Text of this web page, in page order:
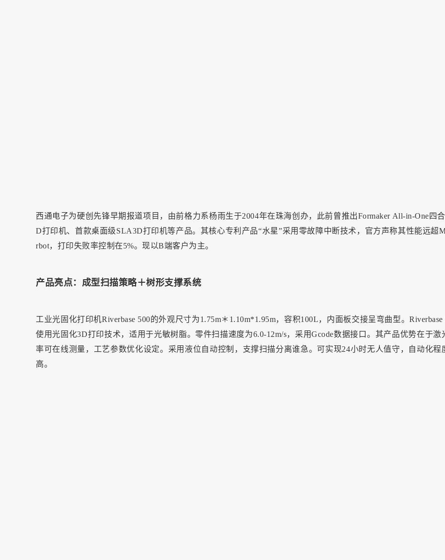
西通电子为硬创先锋早期报道项目，由前格力系杨雨生于2004年在珠海创办，此前曾推出Formaker All-in-One四
D打印机、首款桌面级SLA3D打印机等产品。其核心专利产品“水星”采用零故障中断技术，官方声称其性能远超
rbot，打印失败率控制在5%。现以B端客户为主。
产品亮点： 成型扫描策略＋树形支撑系统
工业光固化打印机Riverbase 500的外观尺寸为1.75m＊1.10m*1.95m，容积100L，内面板交接呈弯曲型。Riverbase
使用光固化3D打印技术，适用于光敏树脂。零件扫描速度为6.0-12m/s，采用Gcode数据接口。其产品优势在于激
率可在线测量，工艺参数优化设定。采用液位自动控制，支撑扫描分离谁急。可实现24小时无人值守，自动化程
高。